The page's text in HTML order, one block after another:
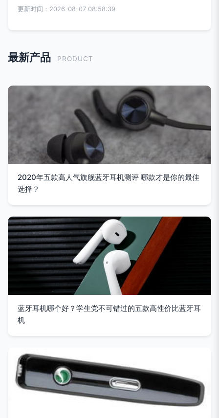
更新时间：2026-08-07 08:58:39
最新产品 PRODUCT
2020年五款高人气旗舰蓝牙耳机测评 哪款才是你的最佳
选择？
蓝牙耳机哪个好？学生党不可错过的五款高性价比蓝牙耳
机